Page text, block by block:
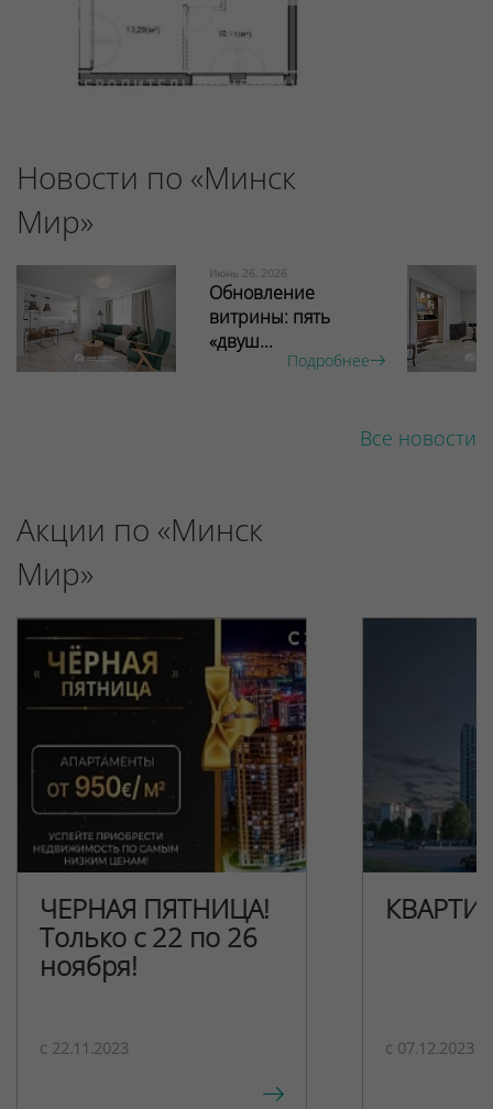
Новости по «Минск
Мир»
Июнь 26, 2026
Обновление
витрины: пять
«двуш...
Подробнее
Все новости
Акции по «Минск
Мир»
ЧЕРНАЯ ПЯТНИЦА!
Только с 22 по 26
ноября!
c 22.11.2023 c 07.12.2023